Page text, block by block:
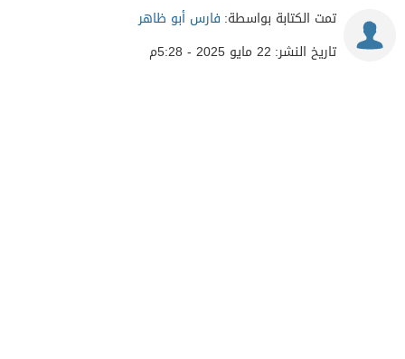
تمت الكتابة بواسطة: فارس أبو ظاهر
تاريخ النشر: 22 مايو 2025 - 5:28م